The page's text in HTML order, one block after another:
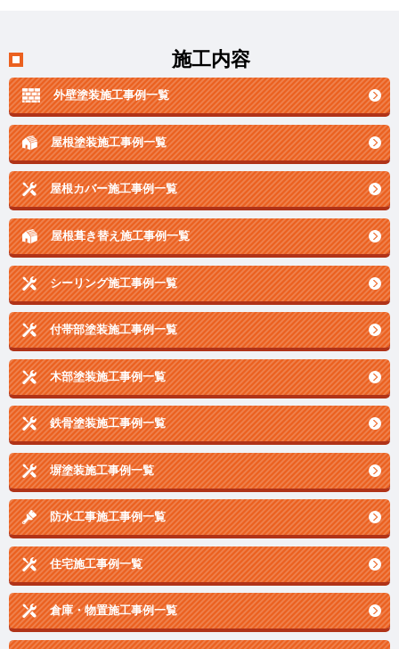
施工内容
外壁塗装施工事例一覧
屋根塗装施工事例一覧
屋根カバー施工事例一覧
屋根葺き替え施工事例一覧
シーリング施工事例一覧
付帯部塗装施工事例一覧
木部塗装施工事例一覧
鉄骨塗装施工事例一覧
塀塗装施工事例一覧
防水工事施工事例一覧
住宅施工事例一覧
倉庫・物置施工事例一覧